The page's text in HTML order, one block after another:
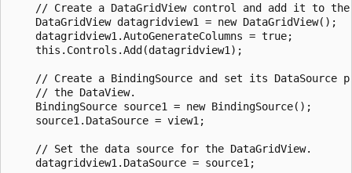
// Create a DataGridView control and add it to
    DataGridView datagridview1 = new DataGridView();
    datagridview1.AutoGenerateColumns = true;
    this.Controls.Add(datagridview1);
// Create a BindingSource and set its DataSource
    // the DataView.
    BindingSource source1 = new BindingSource();
    source1.DataSource = view1;
    // Set the data source for the DataGridView.
    datagridview1.DataSource = source1;